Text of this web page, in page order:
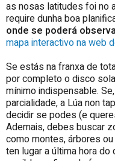
as nosas latitudes foi no
require dunha boa
onde se poderá
mapa interactivo na web
Se estás na franxa de
por completo o disco
mínimo indispensable.
parcialidade, a Lúa non
decidir se podes (e
Ademais, debes buscar
como montes, árbores
ten lugar a última hora